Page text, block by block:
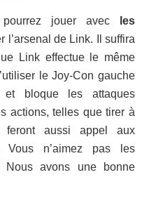
jouer avec les
l’arsenal de Link. Il suffira
Link effectue le même
le Joy-Con gauche
bloque les attaques
actions, telles que tirer à
feront aussi appel aux
Vous n’aimez pas les
Nous avons une bonne